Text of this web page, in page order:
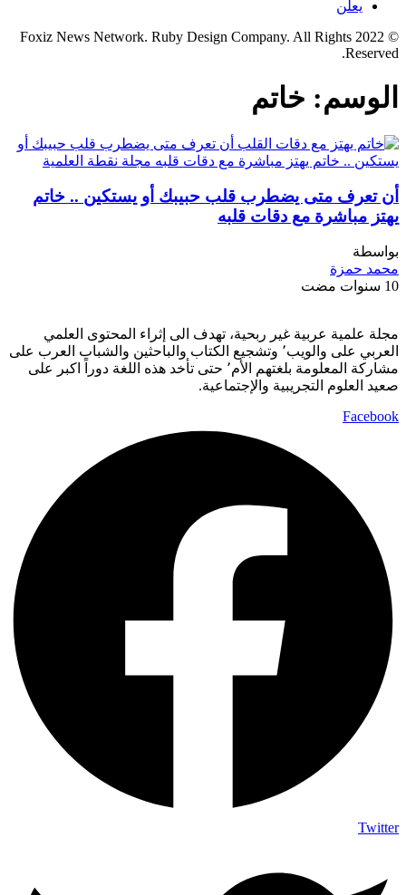
يعلن
© 2022 Foxiz News Network. Ruby Design Company. All Rights
Reserved.
الوسم: خاتم
أن تعرف متى يضطرب قلب حبيبك أو يستكين .. خاتم
يهتز مباشرة مع دقات قلبه
بواسطة
محمد حمزة
10 سنوات مضت
مجلة علمية عربية غير ربحية، تهدف الى إثراء المحتوى العلمي
العربي على والويب٬ وتشجيع الكتاب والباحثين والشباب العرب على
مشاركة المعلومة بلغتهم الأم٬ حتى تأخد هذه اللغة دوراً اكبر على
صعيد العلوم التجريبية والإجتماعية.
Facebook
Twitter